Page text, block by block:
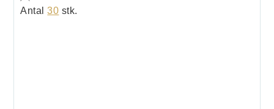
Antal30 stk.